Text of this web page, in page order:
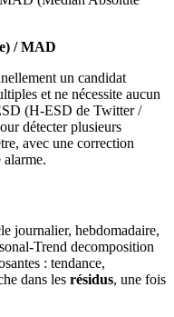
/ MAD
un candidat
et ne nécessite aucun
(H-ESD de Twitter /
détecter plusieurs
avec une correction
alarme.
journalier, hebdomadaire,
Trend decomposition
: tendance,
dans les résidus, une fois